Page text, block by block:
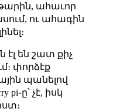
ահաւոր
ու ահագին
էլ են շատ քիչ
փորձէք
պանելով
pi֊ը՝ չէ, իսկ